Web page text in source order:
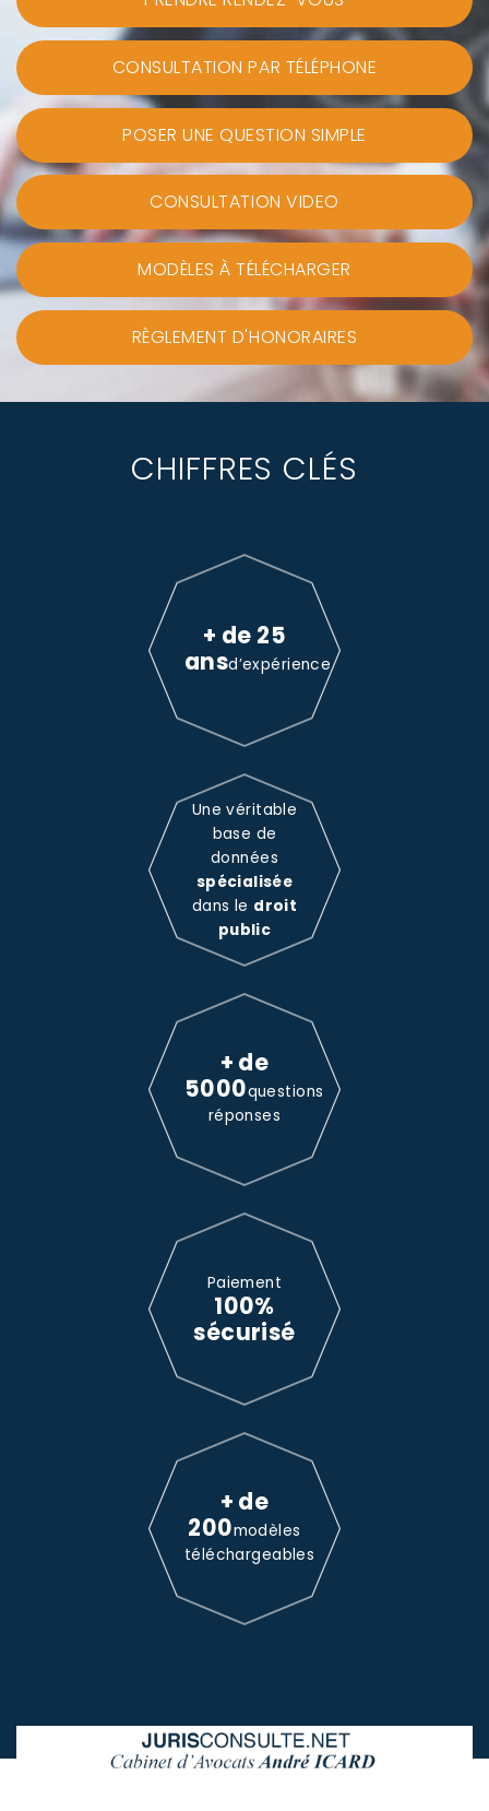
CONSULTATION PAR TÉLÉPHONE
POSER UNE QUESTION SIMPLE
CONSULTATION VIDEO
MODÈLES À TÉLÉCHARGER
RÈGLEMENT D'HONORAIRES
CHIFFRES CLÉS
+ de 25
ansd’expérience
Une véritable
base de
données
spécialisée
dans le droit
public
+ de
5000questions
réponses
Paiement
100%
sécurisé
+ de
200modèles
téléchargeables